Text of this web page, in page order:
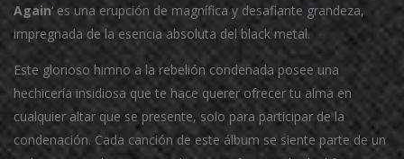
Again‘ es una erupción de magnífica y desafiante grandeza,
impregnada de la esencia absoluta del black metal.
Este glorioso himno a la rebelión condenada posee una
hechicería insidiosa que te hace querer ofrecer tu alma en
cualquier altar que se presente, solo para participar de la
condenación. Cada canción de este álbum se siente parte de un